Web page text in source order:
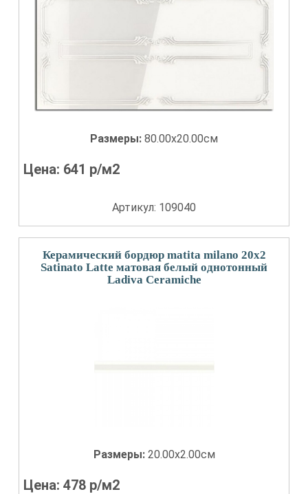
Размеры: 80.00x20.00см
Цена: 641 р/м2
Артикул: 109040
Керамический бордюр matita milano 20x2
Satinato Latte матовая белый однотонный
Ladiva Сeramiche
Размеры: 20.00x2.00см
Цена:478 р/м2